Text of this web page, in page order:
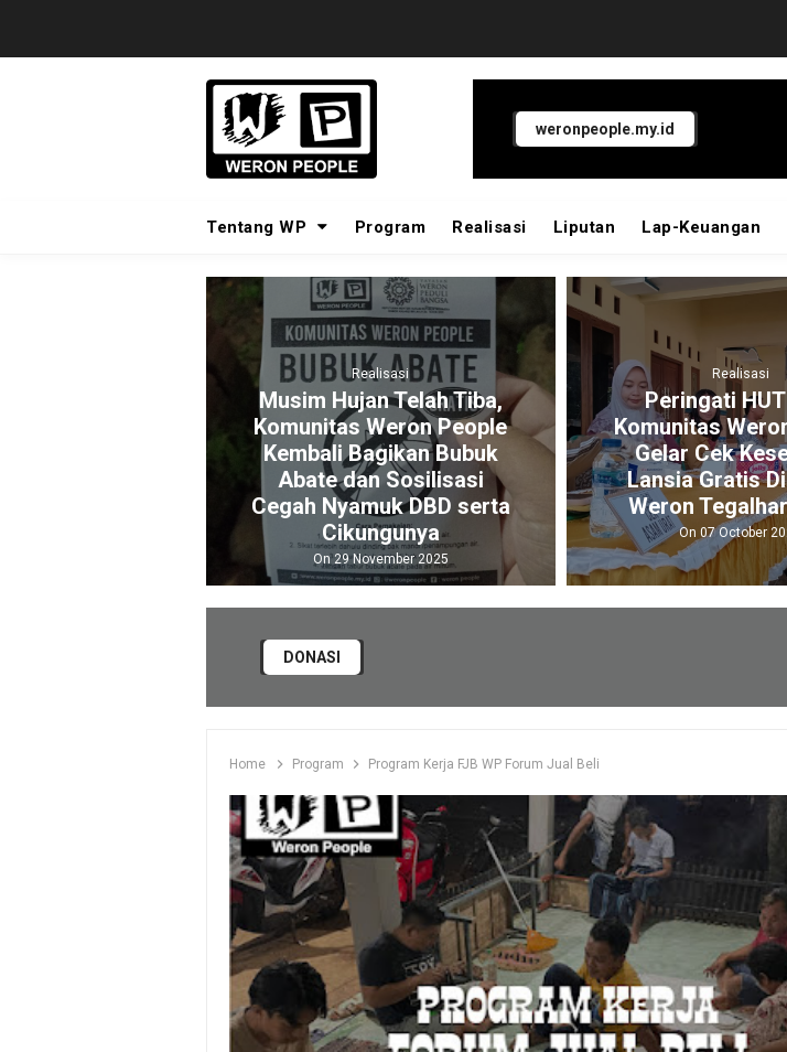
weronpeople.my.id
Tentang WP Program Realisasi Liputan Lap-Keuangan
Realisasi
Musim Hujan Telah Tiba,
Komunitas Weron People
Kembali Bagikan Bubuk
Abate dan Sosilisasi
Cegah Nyamuk DBD serta
Cikungunya
On 29 November 2025
Realisasi
Peringati HUT Ke-1
Komunitas Weron People
Gelar Cek Kesehatan
Lansia Gratis Di Dukuh
Weron Tegalharjo Pati
On 07 October 2025
DONASI
Home Program Program Kerja FJB WP Forum Jual Beli